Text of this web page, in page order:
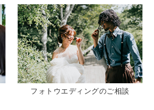
フォトウエディングのご相談